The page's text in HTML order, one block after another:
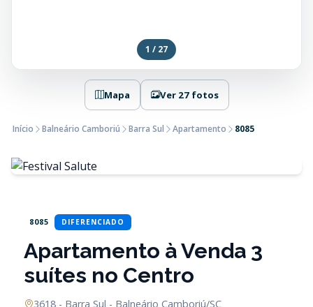
1 / 27
Mapa Ver 27 fotos
Início Balneário Camboriú Barra Sul Apartamento 8085
8085 DIFERENCIADO
Apartamento à Venda 3
suítes no Centro
3618 - Barra Sul - Balneário Camboriú/SC